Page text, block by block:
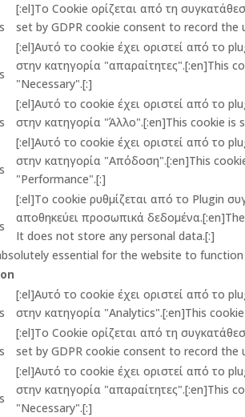
[:el]Το Cookie ορίζεται από τη
set by GDPR cookie consent to record
[:el]Αυτό το cookie έχει οριστεί από το
στην κατηγορία "απαραίτητες".[:en]This
"Necessary".[:]
[:el]Αυτό το cookie έχει οριστεί από το
στην κατηγορία "Άλλο".[:en]This cookie
[:el]Αυτό το cookie έχει οριστεί από το
στην κατηγορία "Απόδοση".[:en]This
"Performance".[:]
[:el]Το cookie ρυθμίζεται από το Plugin
αποθηκεύει προσωπικά
It does not store any personal data.[:]
essential for the website to
[:el]Αυτό το cookie έχει οριστεί από το
στην κατηγορία "Analytics".[:en]This
[:el]Το Cookie ορίζεται από τη
set by GDPR cookie consent to record
[:el]Αυτό το cookie έχει οριστεί από το
στην κατηγορία "απαραίτητες".[:en]This
"Necessary".[:]